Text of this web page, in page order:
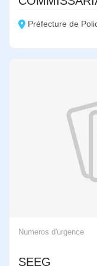
Préfecture de
Numeros d'urgence
SEEG